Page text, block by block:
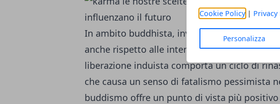
Cookie Policy| Privacy
Personalizza
In ambito buddhista, invece , il concetto di
anche rispetto alle interpretazioni più
liberazione induista comporta un ciclo di
che causa un senso di fatalismo pessimista
buddismo offre un punto di vista più